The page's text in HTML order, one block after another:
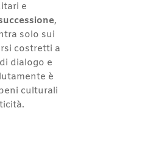
e
,
solo sui
costretti a
dialogo e
è
culturali